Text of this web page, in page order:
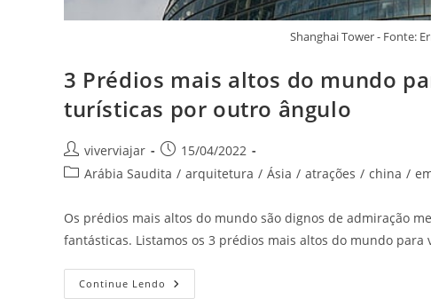
Shanghai Tower - Fonte:
3 Prédios mais altos do mundo
turísticas por outro ângulo
Autor
do
viverviajar
Post
publicado:
15/04/2022
Categoria
Arábia Saudita / arquitetura / Ásia / atrações / china /
Os prédios mais altos do mundo são dignos de admiração
fantásticas. Listamos os 3 prédios mais altos do mundo para
Continue Lendo
Prédios